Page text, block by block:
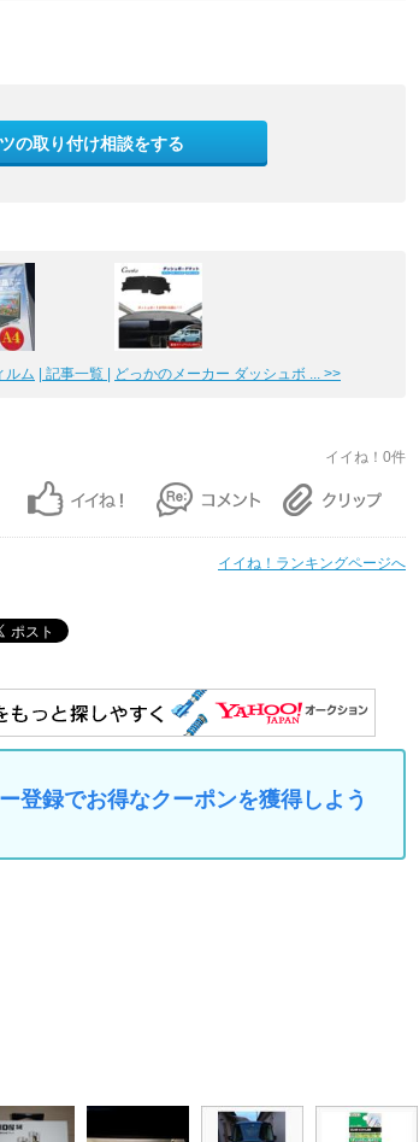
の取り付け相談をする
ム | 記事一覧 | どっかのメーカー ダッシュボ ... >>
イイね！0件
イイね！ランキングページへ
登録でお得なクーポンを獲得しよう